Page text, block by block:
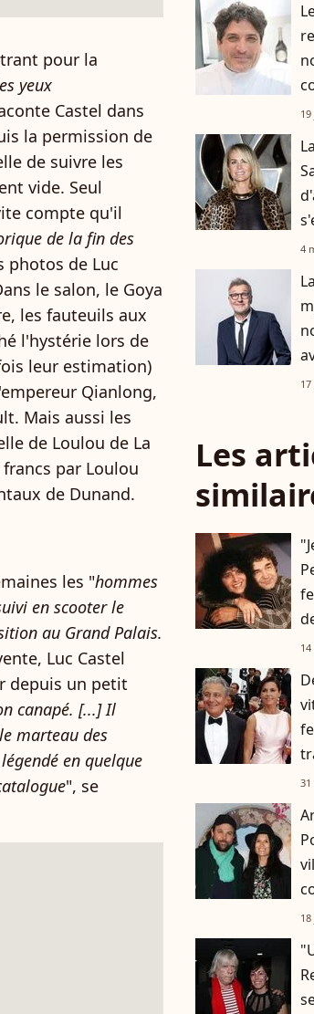
pour la
yeux
Castel dans
la permission de
de suivre les
vide. Seul
compte qu'il
de la fin des
photos de Luc
le salon, le Goya
les fauteuils aux
l'hystérie lors de
leur estimation)
Qianlong,
Mais aussi les
de Loulou de La
par Loulou
de Dunand.
les "hommes
en scooter le
au Grand Palais.
Luc Castel
depuis un petit
canapé. [...] Il
marteau des
en quelque
", se
4
Les
31